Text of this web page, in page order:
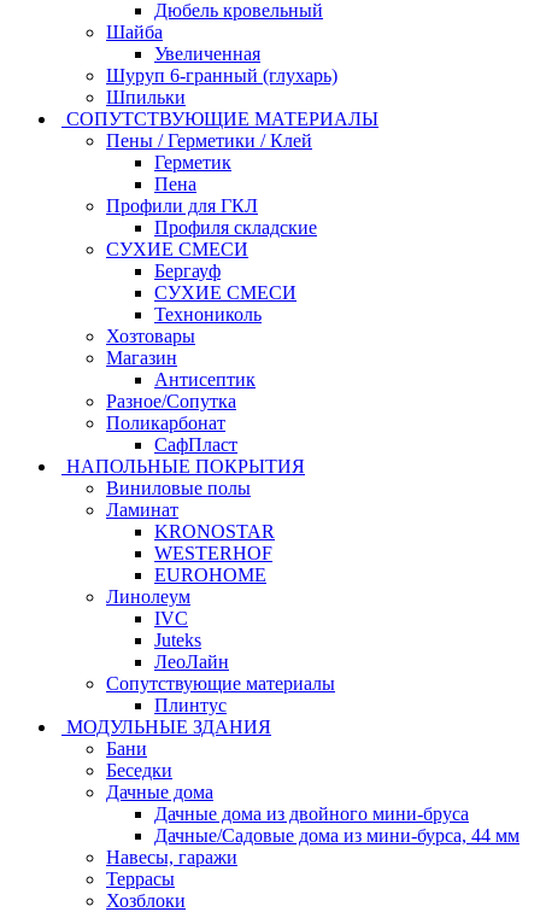
Дюбель кровельный
Шайба
Увеличенная
Шуруп 6-гранный (глухарь)
Шпильки
СОПУТСТВУЮЩИЕ МАТЕРИАЛЫ
Пены / Герметики / Клей
Герметик
Пена
Профили для ГКЛ
Профиля складские
СУХИЕ СМЕСИ
Бергауф
СУХИЕ СМЕСИ
Технониколь
Хозтовары
Магазин
Антисептик
Разное/Сопутка
Поликарбонат
СафПласт
НАПОЛЬНЫЕ ПОКРЫТИЯ
Виниловые полы
Ламинат
KRONOSTAR
WESTERHOF
EUROHOME
Линолеум
IVC
Juteks
ЛеоЛайн
Сопутствующие материалы
Плинтус
МОДУЛЬНЫЕ ЗДАНИЯ
Бани
Беседки
Дачные дома
Дачные дома из двойного мини-бруса
Дачные/Садовые дома из мини-бурса, 44 мм
Навесы, гаражи
Террасы
Хозблоки